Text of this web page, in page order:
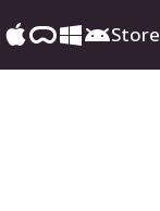
Store